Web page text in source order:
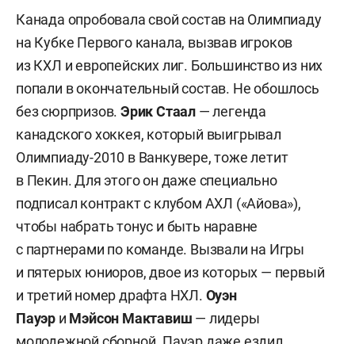
Канада опробовала свой состав на Олимпиаду
на Кубке Первого канала, вызвав игроков
из КХЛ и европейских лиг. Большинство из них
попали в окончательный состав. Не обошлось
без сюрпризов.Эрик Стаал — легенда
канадского хоккея, который выигрывал
Олимпиаду-2010 в Ванкувере, тоже летит
в Пекин. Для этого он даже специально
подписал контракт с клубом АХЛ («Айова»),
чтобы набрать тонус и быть наравне
с партнерами по команде. Вызвали на Игры
и пятерых юниоров, двое из которых — первый
и третий номер драфта НХЛ. Оуэн
Пауэр и Мэйсон Мактавиш — лидеры